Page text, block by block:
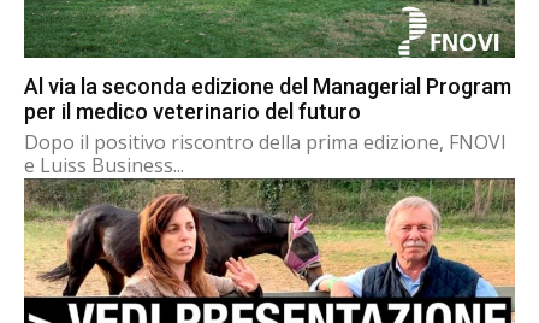
Al via la seconda edizione del Managerial Program
per il medico veterinario del futuro
Dopo il positivo riscontro della prima edizione, FNOVI
e Luiss Business...